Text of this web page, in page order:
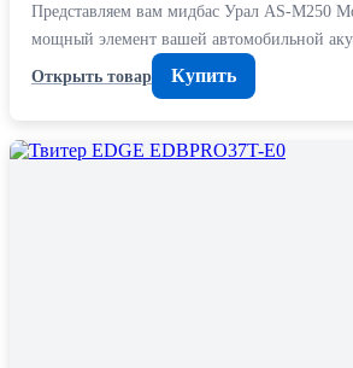
Представляем вам мидбас Урал AS-M250
мощный элемент вашей автомобильной
Открыть товар
Купить